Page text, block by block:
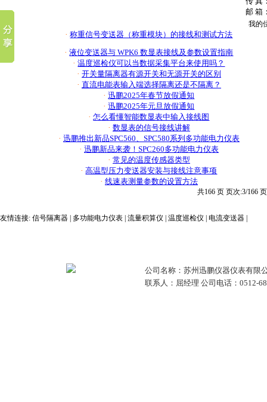
邮 箱
我的
· 称重信号变送器（称重模块）的接线和测试方法
· 液位变送器与 WPK6 数显表接线及参数设置指南
· 温度巡检仪可以当数据采集平台来使用吗？
· 开关量隔离器有源开关和无源开关的区别
· 直流电能表输入端选择隔离还是不隔离？
· 迅鹏2025年春节放假通知
· 迅鹏2025年元旦放假通知
· 怎么看懂智能数显表中输入接线图
· 数显表的信号接线讲解
· 迅鹏推出新品SPC560、SPC580系列多功能电力仪表
· 迅鹏新品来袭！SPC260多功能电力仪表
· 常见的温度传感器类型
· 高温型压力变送器安装与接线注意事项
· 线速表测量参数的设置方法
共166 页 页次:3/166 页
友情连接: 信号隔离器 多功能电力仪表 流量积算仪 温度巡检仪 电流变送器
公司名称：苏州迅鹏仪器仪表有限
联系人：屈经理 公司电话：0512-